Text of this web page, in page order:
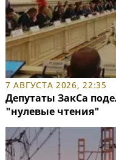
7 АВГУСТА 2026, 22:35
Депутаты ЗакСа
"нулевые чтения"